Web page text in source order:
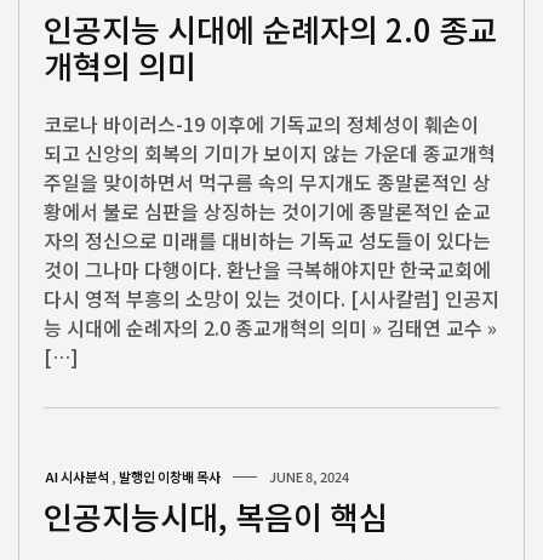
인공지능 시대에 순례자의 2.0 종교
개혁의 의미
코로나 바이러스-19 이후에 기독교의 정체성이 훼손이
되고 신앙의 회복의 기미가 보이지 않는 가운데 종교개혁
주일을 맞이하면서 먹구름 속의 무지개도 종말론적인 상
황에서 불로 심판을 상징하는 것이기에 종말론적인 순교
자의 정신으로 미래를 대비하는 기독교 성도들이 있다는
것이 그나마 다행이다. 환난을 극복해야지만 한국교회에
다시 영적 부흥의 소망이 있는 것이다. [시사칼럼] 인공지
능 시대에 순례자의 2.0 종교개혁의 의미 » 김태연 교수 »
[…]
AI 시사분석 ,발행인 이창배 목사 JUNE 8, 2024
인공지능시대, 복음이 핵심